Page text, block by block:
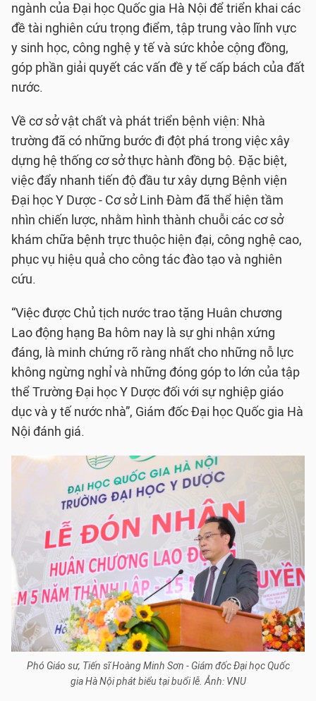
ngành của Đại học Quốc gia Hà Nội để triển khai các
đề tài nghiên cứu trọng điểm, tập trung vào lĩnh vực
y sinh học, công nghệ y tế và sức khỏe cộng đồng,
góp phần giải quyết các vấn đề y tế cấp bách của đất
nước.
Về cơ sở vật chất và phát triển bệnh viện: Nhà
trường đã có những bước đi đột phá trong việc xây
dựng hệ thống cơ sở thực hành đồng bộ. Đặc biệt,
việc đẩy nhanh tiến độ đầu tư xây dựng Bệnh viện
Đại học Y Dược - Cơ sở Linh Đàm đã thể hiện tầm
nhìn chiến lược, nhằm hình thành chuỗi các cơ sở
khám chữa bệnh trực thuộc hiện đại, công nghệ cao,
phục vụ hiệu quả cho công tác đào tạo và nghiên
cứu.
“Việc được Chủ tịch nước trao tặng Huân chương
Lao động hạng Ba hôm nay là sự ghi nhận xứng
đáng, là minh chứng rõ ràng nhất cho những nỗ lực
không ngừng nghỉ và những đóng góp to lớn của tập
thể Trường Đại học Y Dược đối với sự nghiệp giáo
dục và y tế nước nhà”, Giám đốc Đại học Quốc gia Hà
Nội đánh giá.
Phó Giáo sư, Tiến sĩ Hoàng Minh Sơn - Giám đốc Đại học Quốc
gia Hà Nội phát biểu tại buổi lễ. Ảnh: VNU